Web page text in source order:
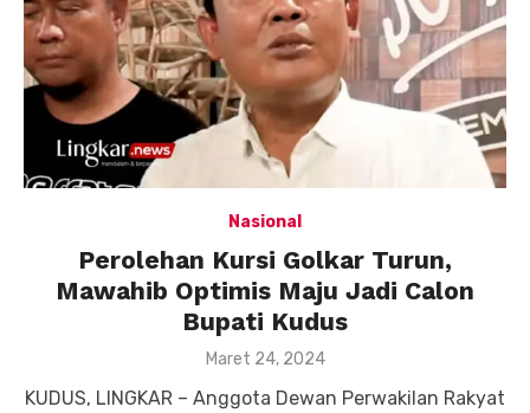
Nasional
Perolehan Kursi Golkar Turun,
Mawahib Optimis Maju Jadi Calon
Bupati Kudus
Posted
Maret 24, 2024
KUDUS, LINGKAR – Anggota Dewan Perwakilan Rakyat